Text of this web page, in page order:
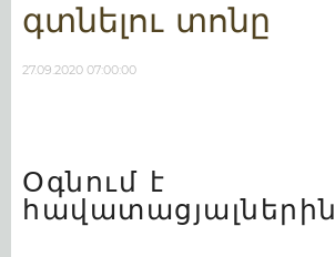
գտնելու տոնը
27.09.2020 07:00:00
Օգնում է
հավատացյալներին